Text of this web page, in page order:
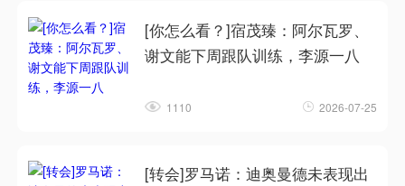
[你怎么看？]宿茂臻：阿尔瓦罗、
谢文能下周跟队训练，李源一八
1110 2026-07-25
[转会]罗马诺：迪奥曼德未表现出